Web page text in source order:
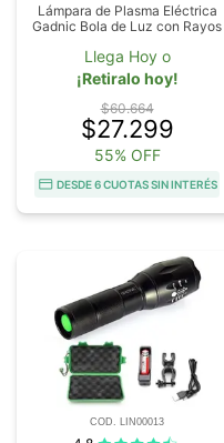
Lámpara de Plasma Eléctrica
Gadnic Bola de Luz con Rayos
Llega Hoy o
¡Retiralo hoy!
$60.664
$27.299
55% OFF
DESDE 6 CUOTAS SIN INTERÉS
COD. LIN00013